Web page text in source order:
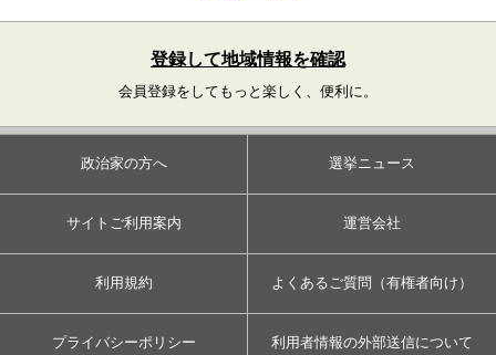
登録して地域情報を確認
会員登録をしてもっと楽しく、便利に。
政治家の方へ 選挙ニュース
サイトご利用案内 運営会社
利用規約 よくあるご質問（有権者向け）
プライバシーポリシー 利用者情報の外部送信について